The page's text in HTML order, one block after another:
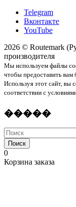
Telegram
Вконтакте
YouTube
2026 © Routemark
производителя
Мы используем файлы
чтобы предоставить вам
Используя этот сайт, вы
соответствии с
�����
Поиск
0
Корзина заказа